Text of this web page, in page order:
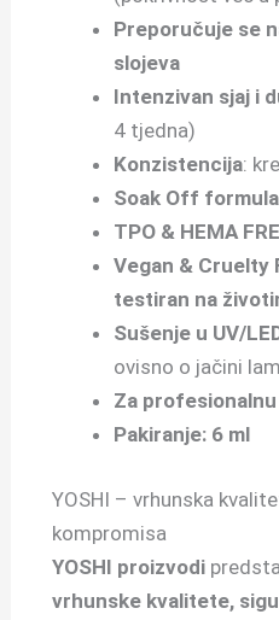
Preporučuje se
slojeva
Intenzivan sjaj i
4 tjedna)
Konzistencija:
Soak Off formula
TPO & HEMA
Vegan & Cruelty
testiran na
Sušenje u UV/
ovisno o jačini
Za
Pakiranje: 6 ml
YOSHI – vrhunska
kompromisa
YOSHI proizvodi
vrhunske kvalitete,